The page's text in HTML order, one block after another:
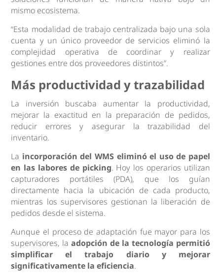
mismo ecosistema.
“Esta modalidad de trabajo centralizada bajo una sola
cuenta y un único proveedor de servicios eliminó la
complejidad operativa de coordinar y realizar
gestiones entre dos proveedores distintos”.
Más productividad y trazabilidad
La inversión buscaba aumentar la productividad,
mejorar la exactitud en la preparación de pedidos,
reducir errores y asegurar la trazabilidad del
inventario.
La incorporación del WMS eliminó el uso de papel
en las labores de picking. Hoy los operarios utilizan
capturadores portátiles (PDA), que los guían
directamente hacia la ubicación de cada producto,
mientras los supervisores gestionan la liberación de
pedidos desde el sistema.
Aunque el proceso de adaptación fue mayor para los
supervisores, la adopción de la tecnología permitió
simplificar el trabajo diario y mejorar
significativamente la eficiencia.